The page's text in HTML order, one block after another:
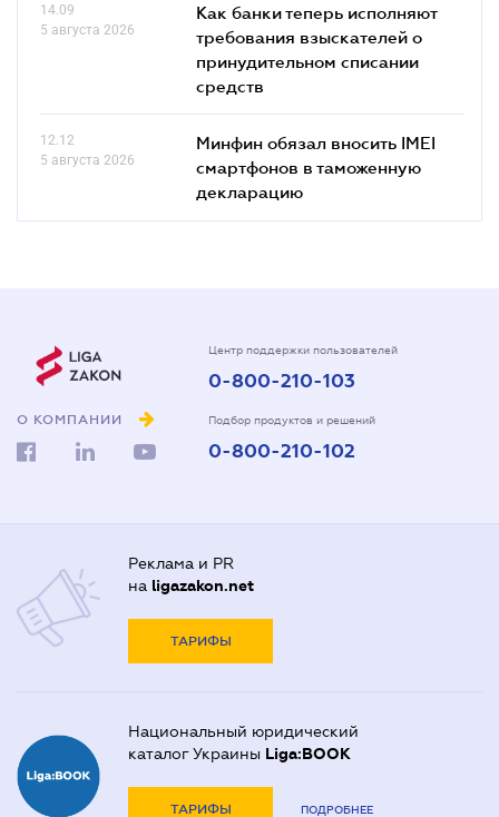
14.09
5 августа 2026
Как банки теперь исполняют
требования взыскателей о
принудительном списании
средств
12.12
5 августа 2026
Минфин обязал вносить IMEI
смартфонов в таможенную
декларацию
О КОМПАНИИ
Центр поддержки пользователей
0-800-210-103
Подбор продуктов и решений
0-800-210-102
Реклама и PR
на ligazakon.net
ТАРИФЫ
Национальный юридический
каталог Украины Liga:BOOK
ТАРИФЫ ПОДРОБНЕЕ